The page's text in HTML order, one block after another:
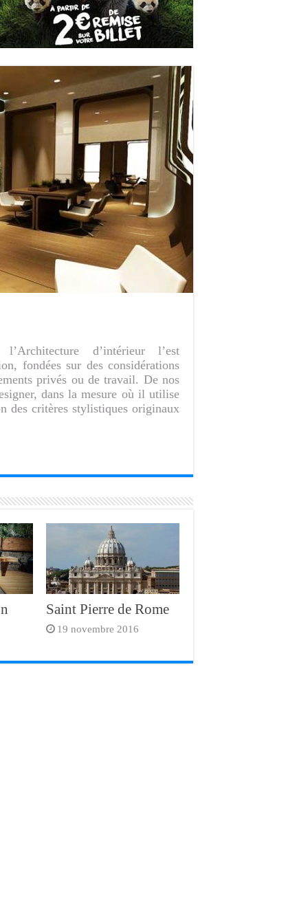
d’intérieur l’est
fondées sur des considérations
privés ou de travail. De nos
dans la mesure où il utilise
des critères stylistiques originaux
Saint Pierre de Rome
19 novembre 2016